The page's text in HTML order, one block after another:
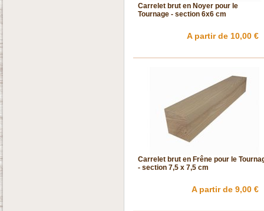
Carrelet brut en Noyer pour le
Tournage - section 6x6 cm
A partir de 10,00 €
Carrelet brut en Frêne pour le
- section 7,5 x 7,5 cm
A partir de 9,00 €